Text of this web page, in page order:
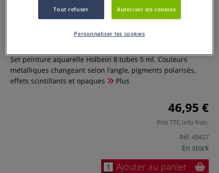
Set peinture aquarelle iridescent
Holbein
Set peinture aquarelle Holbein 8 tubes 5 ml. Couleurs
métalliques changeant selon l’angle, pigments polarisés,
effets scintillants et opaques
Plus
46,95 €
Prix TTC Info frais.
Réf.45427
En stock
Ajouter au panier
Tout refuser Autoriser les cookies
Personnaliser les cookies